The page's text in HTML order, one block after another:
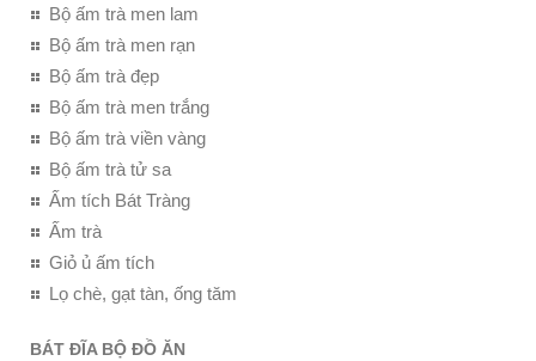
Bộ ấm trà men lam
Bộ ấm trà men rạn
Bộ ấm trà đẹp
Bộ ấm trà men trắng
Bộ ấm trà viền vàng
Bộ ấm trà tử sa
Ấm tích Bát Tràng
Ấm trà
Giỏ ủ ấm tích
Lọ chè, gạt tàn, ống tăm
BÁT ĐĨA BỘ ĐỒ ĂN